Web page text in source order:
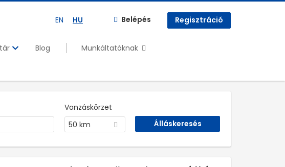
EN HU Belépés Regisztráció
Blog
Munkáltatóknak
Vonzáskörzet
50 km